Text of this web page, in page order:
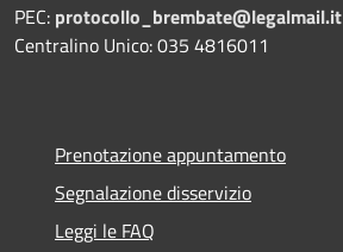
PEC: protocollo_brembate@legalmail.it
Centralino Unico: 035 4816011
Prenotazione appuntamento
Segnalazione disservizio
Leggi le FAQ